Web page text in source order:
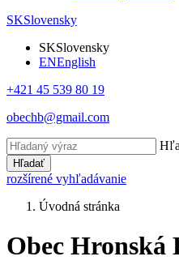
SKSlovensky
SKSlovensky
ENEnglish
+421 45 539 80 19
obechb@gmail.com
Hľadať
rozšírené vyhľadávanie
Úvodná stránka
Obec Hronská